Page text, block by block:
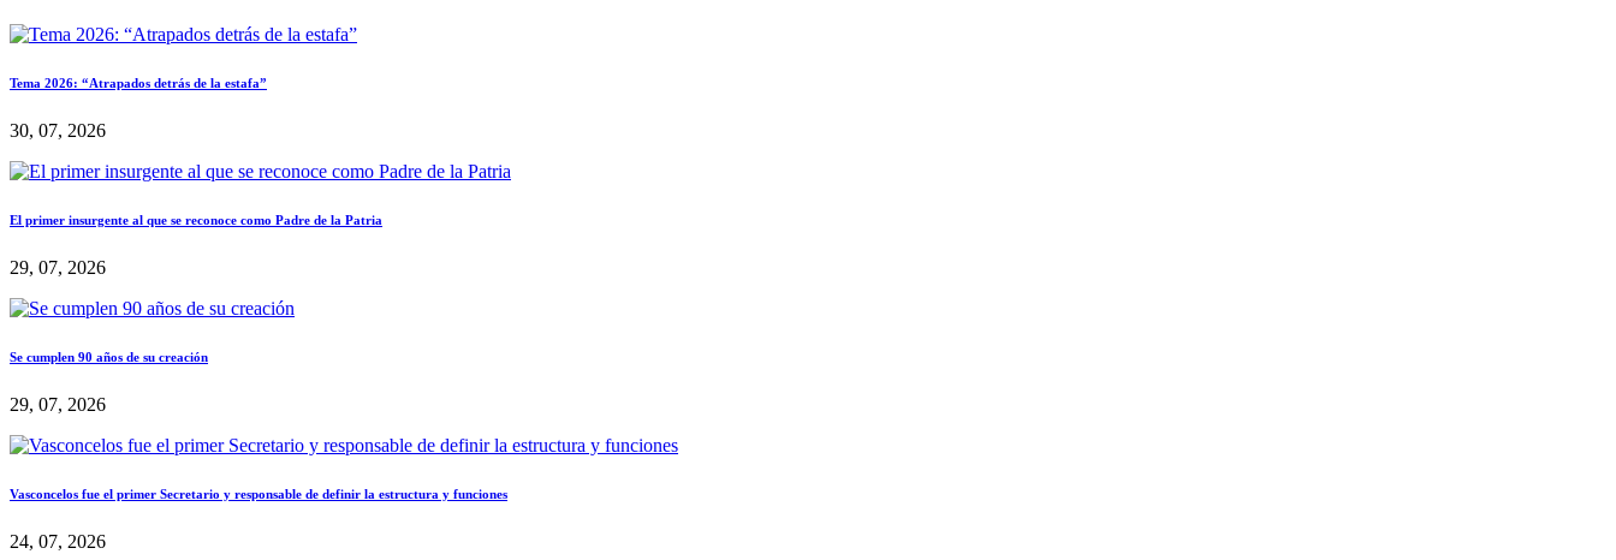
Tema 2026: “Atrapados detrás de la estafa”
30, 07, 2026
El primer insurgente al que se reconoce como Padre de la Patria
29, 07, 2026
Se cumplen 90 años de su creación
29, 07, 2026
Vasconcelos fue el primer Secretario y responsable de definir la estructura y funciones
24, 07, 2026